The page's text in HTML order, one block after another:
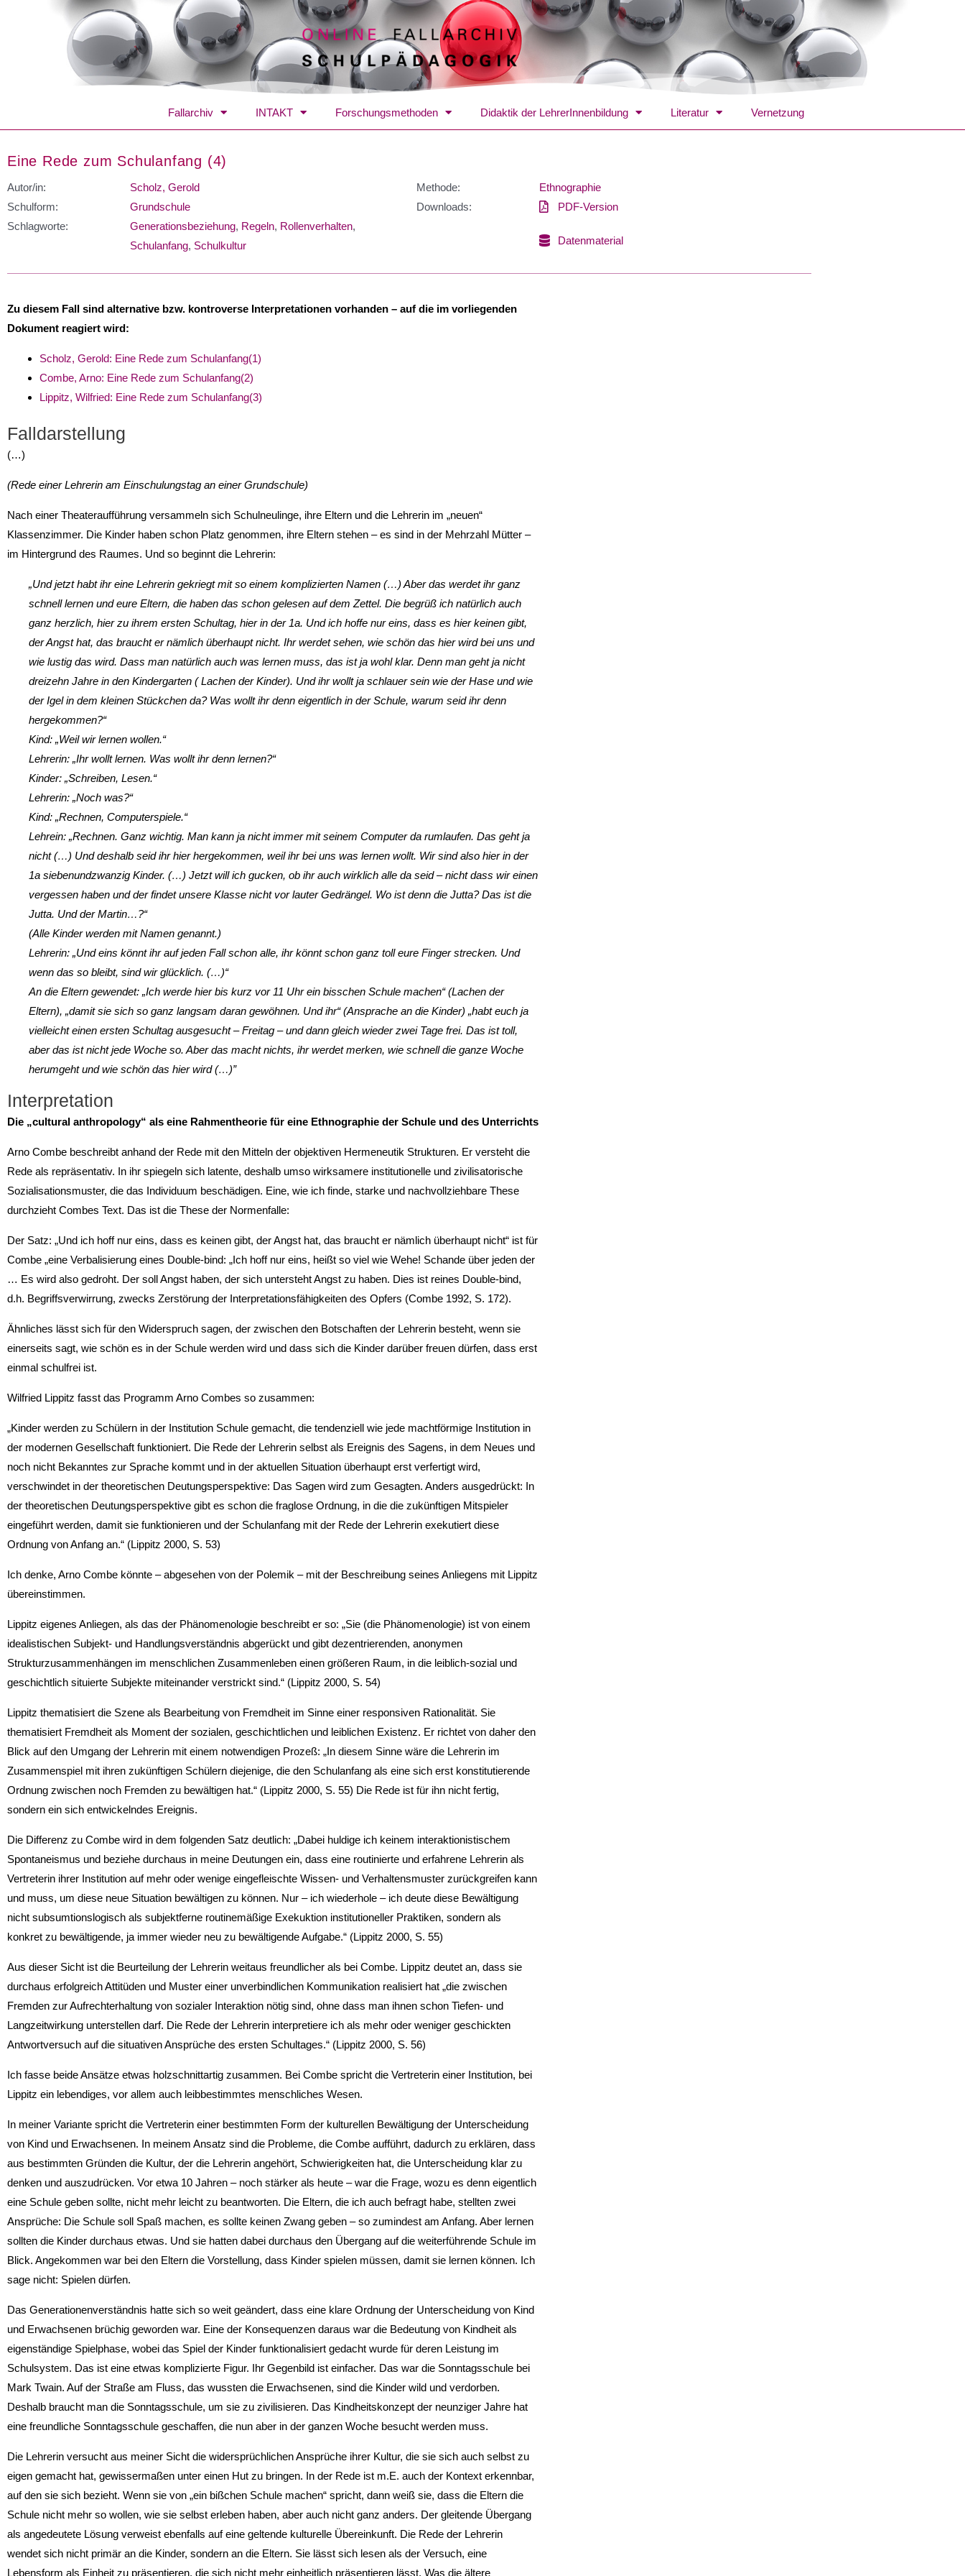
Fallarchiv INTAKT Forschungsmethoden Didaktik der LehrerInnenbildung Literatur Vernetzung
Eine Rede zum Schulanfang (4)
Autor/in:
Scholz, Gerold
Schulform:
Grundschule
Schlagworte:
Generationsbeziehung, Regeln, Rollenverhalten,
Schulanfang, Schulkultur
Methode:
Ethnographie
Downloads:
PDF-Version
Datenmaterial
Zu diesem Fall sind alternative bzw. kontroverse Interpretationen vorhanden – auf die im vorliegenden
Dokument reagiert wird:
Scholz, Gerold: Eine Rede zum Schulanfang(1)
Combe, Arno: Eine Rede zum Schulanfang(2)
Lippitz, Wilfried: Eine Rede zum Schulanfang(3)
Falldarstellung
(…)
(Rede einer Lehrerin am Einschulungstag an einer Grundschule)
Nach einer Theateraufführung versammeln sich Schulneulinge, ihre Eltern und die Lehrerin im „neuen“
Klassenzimmer. Die Kinder haben schon Platz genommen, ihre Eltern stehen – es sind in der Mehrzahl Mütter –
im Hintergrund des Raumes. Und so beginnt die Lehrerin:
„Und jetzt habt ihr eine Lehrerin gekriegt mit so einem komplizierten Namen (…) Aber das werdet ihr ganz
schnell lernen und eure Eltern, die haben das schon gelesen auf dem Zettel. Die begrüß ich natürlich auch
ganz herzlich, hier zu ihrem ersten Schultag, hier in der 1a. Und ich hoffe nur eins, dass es hier keinen gibt,
der Angst hat, das braucht er nämlich überhaupt nicht. Ihr werdet sehen, wie schön das hier wird bei uns und
wie lustig das wird. Dass man natürlich auch was lernen muss, das ist ja wohl klar. Denn man geht ja nicht
dreizehn Jahre in den Kindergarten ( Lachen der Kinder). Und ihr wollt ja schlauer sein wie der Hase und wie
der Igel in dem kleinen Stückchen da? Was wollt ihr denn eigentlich in der Schule, warum seid ihr denn
hergekommen?“
Kind: „Weil wir lernen wollen.“
Lehrerin: „Ihr wollt lernen. Was wollt ihr denn lernen?“
Kinder: „Schreiben, Lesen.“
Lehrerin: „Noch was?“
Kind: „Rechnen, Computerspiele.“
Lehrein: „Rechnen. Ganz wichtig. Man kann ja nicht immer mit seinem Computer da rumlaufen. Das geht ja
nicht (…) Und deshalb seid ihr hier hergekommen, weil ihr bei uns was lernen wollt. Wir sind also hier in der
1a siebenundzwanzig Kinder. (…) Jetzt will ich gucken, ob ihr auch wirklich alle da seid – nicht dass wir einen
vergessen haben und der findet unsere Klasse nicht vor lauter Gedrängel. Wo ist denn die Jutta? Das ist die
Jutta. Und der Martin…?“
(Alle Kinder werden mit Namen genannt.)
Lehrerin: „Und eins könnt ihr auf jeden Fall schon alle, ihr könnt schon ganz toll eure Finger strecken. Und
wenn das so bleibt, sind wir glücklich. (…)“
An die Eltern gewendet: „Ich werde hier bis kurz vor 11 Uhr ein bisschen Schule machen“ (Lachen der
Eltern), „damit sie sich so ganz langsam daran gewöhnen. Und ihr“ (Ansprache an die Kinder) „habt euch ja
vielleicht einen ersten Schultag ausgesucht – Freitag – und dann gleich wieder zwei Tage frei. Das ist toll,
aber das ist nicht jede Woche so. Aber das macht nichts, ihr werdet merken, wie schnell die ganze Woche
herumgeht und wie schön das hier wird (…)”
Interpretation
Die „cultural anthropology“ als eine Rahmentheorie für eine Ethnographie der Schule und des Unterrichts
Arno Combe beschreibt anhand der Rede mit den Mitteln der objektiven Hermeneutik Strukturen. Er versteht die
Rede als repräsentativ. In ihr spiegeln sich latente, deshalb umso wirksamere institutionelle und zivilisatorische
Sozialisationsmuster, die das Individuum beschädigen. Eine, wie ich finde, starke und nachvollziehbare These
durchzieht Combes Text. Das ist die These der Normenfalle:
Der Satz: „Und ich hoff nur eins, dass es keinen gibt, der Angst hat, das braucht er nämlich überhaupt nicht“ ist für
Combe „eine Verbalisierung eines Double-bind: „Ich hoff nur eins, heißt so viel wie Wehe! Schande über jeden der
… Es wird also gedroht. Der soll Angst haben, der sich untersteht Angst zu haben. Dies ist reines Double-bind,
d.h. Begriffsverwirrung, zwecks Zerstörung der Interpretationsfähigkeiten des Opfers (Combe 1992, S. 172).
Ähnliches lässt sich für den Widerspruch sagen, der zwischen den Botschaften der Lehrerin besteht, wenn sie
einerseits sagt, wie schön es in der Schule werden wird und dass sich die Kinder darüber freuen dürfen, dass erst
einmal schulfrei ist.
Wilfried Lippitz fasst das Programm Arno Combes so zusammen:
„Kinder werden zu Schülern in der Institution Schule gemacht, die tendenziell wie jede machtförmige Institution in
der modernen Gesellschaft funktioniert. Die Rede der Lehrerin selbst als Ereignis des Sagens, in dem Neues und
noch nicht Bekanntes zur Sprache kommt und in der aktuellen Situation überhaupt erst verfertigt wird,
verschwindet in der theoretischen Deutungsperspektive: Das Sagen wird zum Gesagten. Anders ausgedrückt: In
der theoretischen Deutungsperspektive gibt es schon die fraglose Ordnung, in die die zukünftigen Mitspieler
eingeführt werden, damit sie funktionieren und der Schulanfang mit der Rede der Lehrerin exekutiert diese
Ordnung von Anfang an.“ (Lippitz 2000, S. 53)
Ich denke, Arno Combe könnte – abgesehen von der Polemik – mit der Beschreibung seines Anliegens mit Lippitz
übereinstimmen.
Lippitz eigenes Anliegen, als das der Phänomenologie beschreibt er so: „Sie (die Phänomenologie) ist von einem
idealistischen Subjekt- und Handlungsverständnis abgerückt und gibt dezentrierenden, anonymen
Strukturzusammenhängen im menschlichen Zusammenleben einen größeren Raum, in die leiblich-sozial und
geschichtlich situierte Subjekte miteinander verstrickt sind.“ (Lippitz 2000, S. 54)
Lippitz thematisiert die Szene als Bearbeitung von Fremdheit im Sinne einer responsiven Rationalität. Sie
thematisiert Fremdheit als Moment der sozialen, geschichtlichen und leiblichen Existenz. Er richtet von daher den
Blick auf den Umgang der Lehrerin mit einem notwendigen Prozeß: „In diesem Sinne wäre die Lehrerin im
Zusammenspiel mit ihren zukünftigen Schülern diejenige, die den Schulanfang als eine sich erst konstitutierende
Ordnung zwischen noch Fremden zu bewältigen hat.“ (Lippitz 2000, S. 55) Die Rede ist für ihn nicht fertig,
sondern ein sich entwickelndes Ereignis.
Die Differenz zu Combe wird in dem folgenden Satz deutlich: „Dabei huldige ich keinem interaktionistischem
Spontaneismus und beziehe durchaus in meine Deutungen ein, dass eine routinierte und erfahrene Lehrerin als
Vertreterin ihrer Institution auf mehr oder wenige eingefleischte Wissen- und Verhaltensmuster zurückgreifen kann
und muss, um diese neue Situation bewältigen zu können. Nur – ich wiederhole – ich deute diese Bewältigung
nicht subsumtionslogisch als subjektferne routinemäßige Exekuktion institutioneller Praktiken, sondern als
konkret zu bewältigende, ja immer wieder neu zu bewältigende Aufgabe.“ (Lippitz 2000, S. 55)
Aus dieser Sicht ist die Beurteilung der Lehrerin weitaus freundlicher als bei Combe. Lippitz deutet an, dass sie
durchaus erfolgreich Attitüden und Muster einer unverbindlichen Kommunikation realisiert hat „die zwischen
Fremden zur Aufrechterhaltung von sozialer Interaktion nötig sind, ohne dass man ihnen schon Tiefen- und
Langzeitwirkung unterstellen darf. Die Rede der Lehrerin interpretiere ich als mehr oder weniger geschickten
Antwortversuch auf die situativen Ansprüche des ersten Schultages.“ (Lippitz 2000, S. 56)
Ich fasse beide Ansätze etwas holzschnittartig zusammen. Bei Combe spricht die Vertreterin einer Institution, bei
Lippitz ein lebendiges, vor allem auch leibbestimmtes menschliches Wesen.
In meiner Variante spricht die Vertreterin einer bestimmten Form der kulturellen Bewältigung der Unterscheidung
von Kind und Erwachsenen. In meinem Ansatz sind die Probleme, die Combe aufführt, dadurch zu erklären, dass
aus bestimmten Gründen die Kultur, der die Lehrerin angehört, Schwierigkeiten hat, die Unterscheidung klar zu
denken und auszudrücken. Vor etwa 10 Jahren – noch stärker als heute – war die Frage, wozu es denn eigentlich
eine Schule geben sollte, nicht mehr leicht zu beantworten. Die Eltern, die ich auch befragt habe, stellten zwei
Ansprüche: Die Schule soll Spaß machen, es sollte keinen Zwang geben – so zumindest am Anfang. Aber lernen
sollten die Kinder durchaus etwas. Und sie hatten dabei durchaus den Übergang auf die weiterführende Schule im
Blick. Angekommen war bei den Eltern die Vorstellung, dass Kinder spielen müssen, damit sie lernen können. Ich
sage nicht: Spielen dürfen.
Das Generationenverständnis hatte sich so weit geändert, dass eine klare Ordnung der Unterscheidung von Kind
und Erwachsenen brüchig geworden war. Eine der Konsequenzen daraus war die Bedeutung von Kindheit als
eigenständige Spielphase, wobei das Spiel der Kinder funktionalisiert gedacht wurde für deren Leistung im
Schulsystem. Das ist eine etwas komplizierte Figur. Ihr Gegenbild ist einfacher. Das war die Sonntagsschule bei
Mark Twain. Auf der Straße am Fluss, das wussten die Erwachsenen, sind die Kinder wild und verdorben.
Deshalb braucht man die Sonntagsschule, um sie zu zivilisieren. Das Kindheitskonzept der neunziger Jahre hat
eine freundliche Sonntagsschule geschaffen, die nun aber in der ganzen Woche besucht werden muss.
Die Lehrerin versucht aus meiner Sicht die widersprüchlichen Ansprüche ihrer Kultur, die sie sich auch selbst zu
eigen gemacht hat, gewissermaßen unter einen Hut zu bringen. In der Rede ist m.E. auch der Kontext erkennbar,
auf den sie sich bezieht. Wenn sie von „ein bißchen Schule machen“ spricht, dann weiß sie, dass die Eltern die
Schule nicht mehr so wollen, wie sie selbst erleben haben, aber auch nicht ganz anders. Der gleitende Übergang
als angedeutete Lösung verweist ebenfalls auf eine geltende kulturelle Übereinkunft. Die Rede der Lehrerin
wendet sich nicht primär an die Kinder, sondern an die Eltern. Sie lässt sich lesen als der Versuch, eine
Lebensform als Einheit zu präsentieren, die sich nicht mehr einheitlich präsentieren lässt. Was die ältere